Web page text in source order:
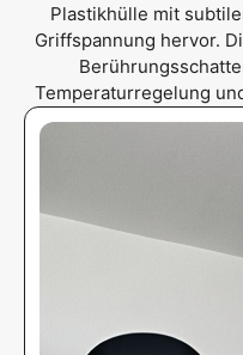
Plastikhülle mit
Griffspannung hervor.
Temperaturregelung
durch das